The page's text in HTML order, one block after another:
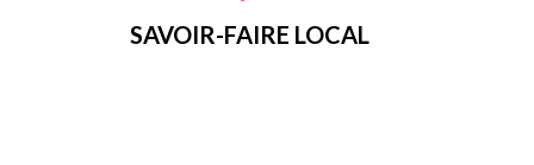
SAVOIR-FAIRE LOCAL